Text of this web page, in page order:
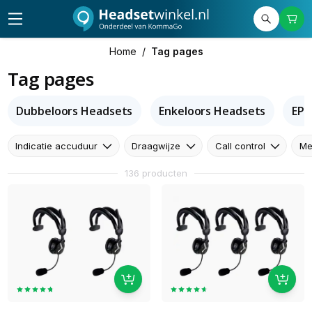
Home / Tag pages
Tag pages
Dubbeloors Headsets Enkeloors Headsets
Indicatie accuduur Draagwijze Call control
136 producten